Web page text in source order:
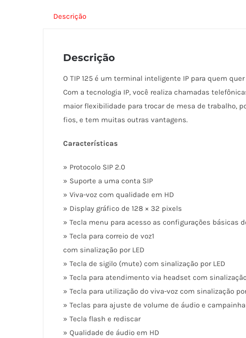
Descrição
Descrição
O TIP 125 é um terminal inteligente IP para quem
Com a tecnologia IP, você realiza chamadas
maior flexibilidade para trocar de mesa de trabalho,
fios, e tem muitas outras vantagens.
Características
» Protocolo SIP 2.0
» Suporte a uma conta SIP
» Viva-voz com qualidade em HD
» Display gráfico de 128 × 32 pixels
» Tecla menu para acesso as configurações básicas
» Tecla para correio de voz1
com sinalização por LED
» Tecla de sigilo (mute) com sinalização por LED
» Tecla para atendimento via headset com
» Tecla para utilização do viva-voz com sinalização
» Teclas para ajuste de volume de áudio e campainha
» Tecla flash e rediscar
» Qualidade de áudio em HD